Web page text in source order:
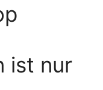
ist nur